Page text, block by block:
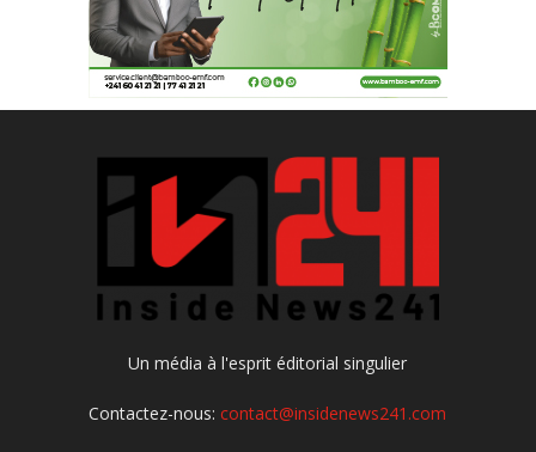
Un média à l'esprit éditorial singulier
Contactez-nous:contact@insidenews241.com